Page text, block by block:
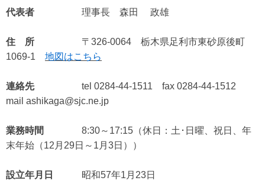
代表者 理事長 森田 政雄
住 所 〒326-0064 栃木県足利市東砂原後町
1069-1 地図はこちら
連絡先 tel 0284-44-1511 fax 0284-44-1512
mail ashikaga@sjc.ne.jp
業務時間 8:30～17:15（休日：土･日曜、祝日、年
末年始（12月29日～1月3日））
設立年月日 昭和57年1月23日